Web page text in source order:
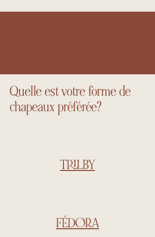
Quelle est votre forme de
chapeaux préférée?
TRILBY
FÉDORA